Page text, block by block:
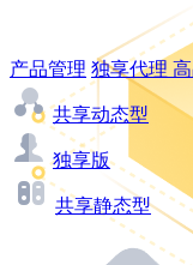
产品管理 独享代理
共享动态型
独享版
共享静态型